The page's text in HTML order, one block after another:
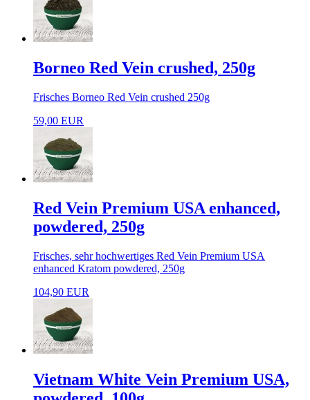
Borneo Red Vein crushed, 250g
Frisches Borneo Red Vein crushed 250g
59,00 EUR
Red Vein Premium USA enhanced,
powdered, 250g
Frisches, sehr hochwertiges Red Vein Premium USA
enhanced Kratom powdered, 250g
104,90 EUR
Vietnam White Vein Premium USA,